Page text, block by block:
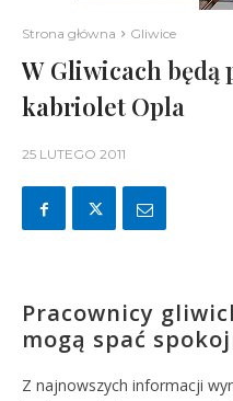
Strona główna Gliwice
W Gliwicach
kabriolet Opla
25 LUTEGO 2011
Pracownicy
mogą spać
Z najnowszych informacji